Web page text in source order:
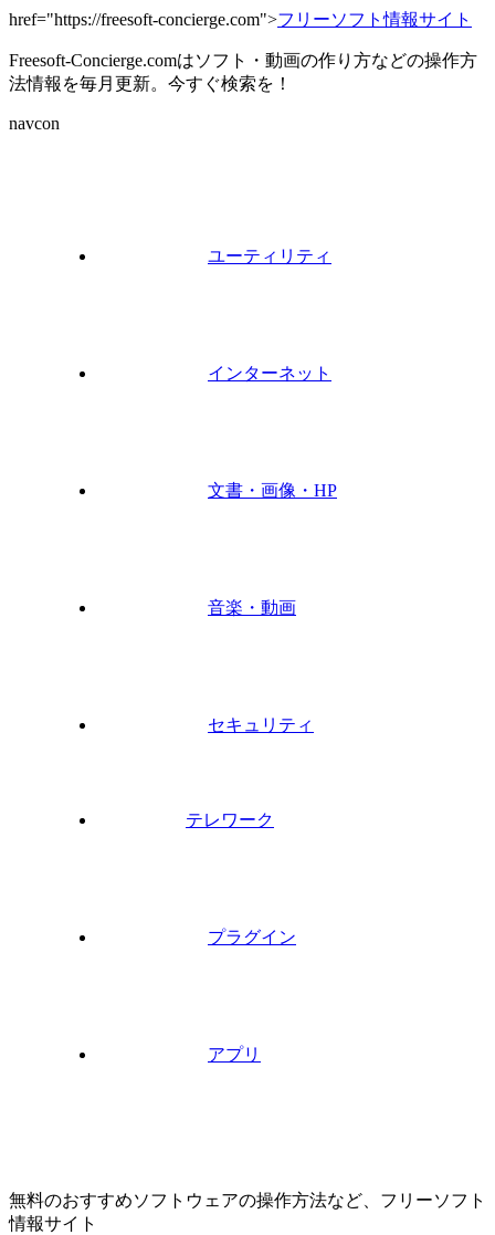
href="https://freesoft-concierge.com">フリーソフト情報サイト
Freesoft-Concierge.comはソフト・動画の作り方などの操作方
法情報を毎月更新。今すぐ検索を！
navcon
ユーティリティ
インターネット
文書・画像・HP
音楽・動画
セキュリティ
テレワーク
プラグイン
アプリ
無料のおすすめソフトウェアの操作方法など、フリーソフト
情報サイト